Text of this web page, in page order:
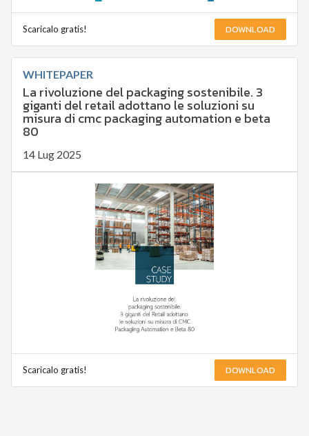
Scaricalo gratis! DOWNLOAD
WHITEPAPER
La rivoluzione del packaging sostenibile. 3
giganti del retail adottano le soluzioni su
misura di cmc packaging automation e beta
80
14 Lug 2025
Scaricalo gratis! DOWNLOAD